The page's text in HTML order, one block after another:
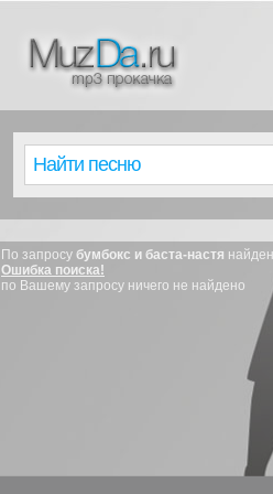
По запросу бумбокс и баста-настя
Ошибка поиска!
по Вашему запросу ничего не найдено